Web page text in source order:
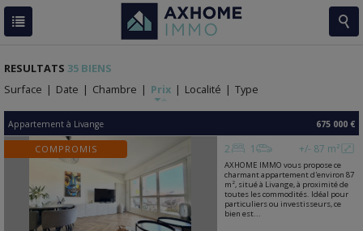
RESULTATS 35 BIENS
Surface | Date | Chambre | Prix | Localité | Type
Appartement à Livange 675 000 €
COMPROMIS +/- 87 m²
2 1
AXHOME IMMO vous propose ce
charmant appartement d'environ 87
m², situé à Livange, à proximité de
toutes les commodités. Idéal pour
particuliers ou investisseurs, ce
bien est...